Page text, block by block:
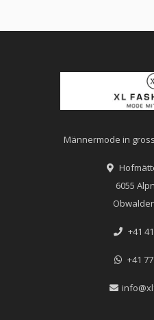
Männermode in
6055
+41
+41